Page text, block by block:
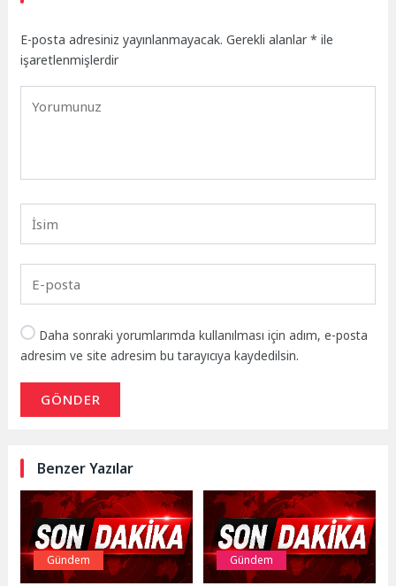
E-posta adresiniz yayınlanmayacak. Gerekli alanlar* ile
işaretlenmişlerdir
Daha sonraki yorumlarımda kullanılması için adım, e-posta
adresim ve site adresim bu tarayıcıya kaydedilsin.
GÖNDER
Benzer Yazılar
Gündem Gündem